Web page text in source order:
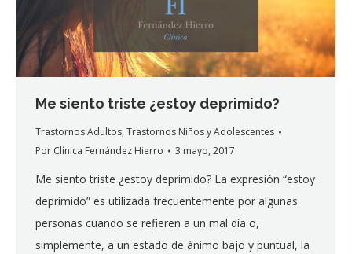
Me siento triste ¿estoy deprimido?
Trastornos Adultos, Trastornos Niños y Adolescentes
Por Clínica Fernández Hierro 3 mayo, 2017
Me siento triste ¿estoy deprimido? La expresión “estoy
deprimido” es utilizada frecuentemente por algunas
personas cuando se refieren a un mal día o,
simplemente, a un estado de ánimo bajo y puntual, la